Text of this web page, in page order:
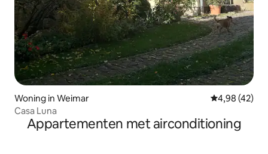
Woning in Weimar Gemiddelde
4,98 (42)
Casa Luna
Appartementen met airconditioning